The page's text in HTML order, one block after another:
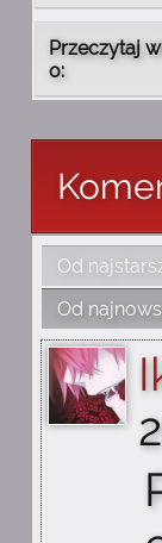
Przeczytaj
o:
Od
Od